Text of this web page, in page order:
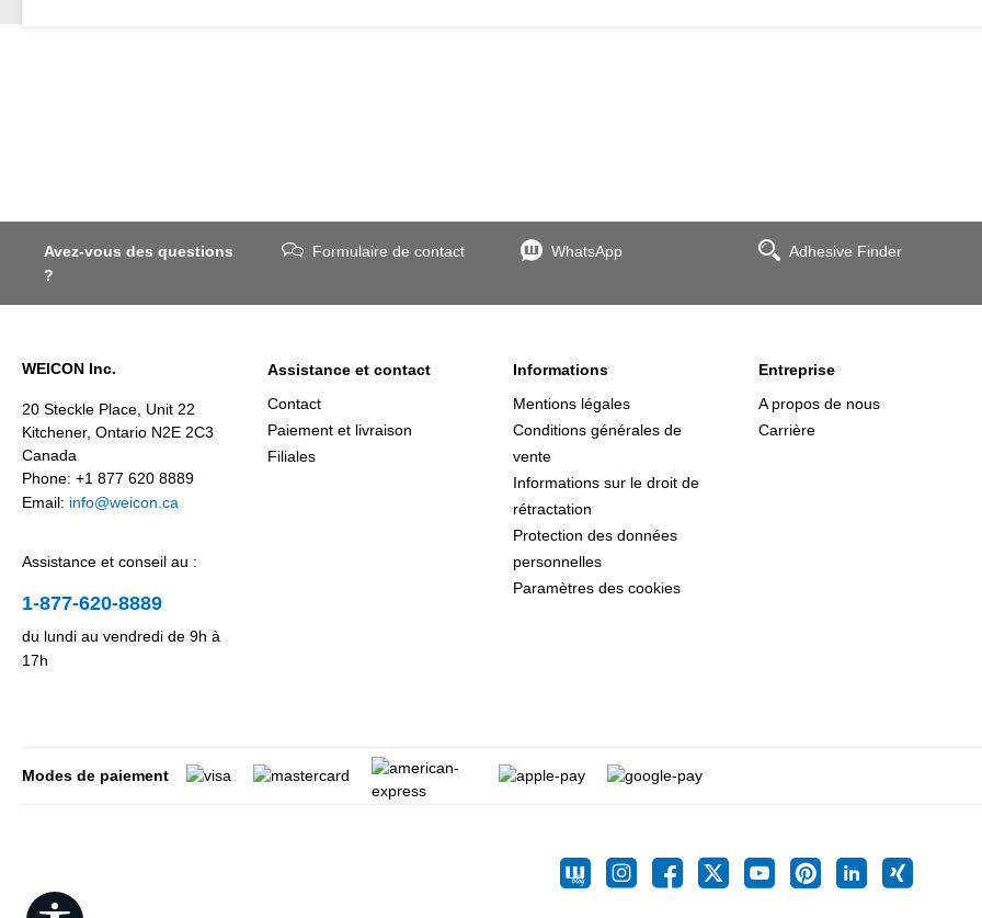
Avez-vous des questions
?
Formulaire de contact WhatsApp Adhesive Finder
WEICON Inc.
20 Steckle Place, Unit 22
Kitchener, Ontario N2E 2C3
Canada
Phone: +1 877 620 8889
Email: info@weicon.ca
Assistance et conseil au :
1-877-620-8889
du lundi au vendredi de 9h à
17h
Assistance et contact
Contact
Paiement et livraison
Filiales
Informations
Mentions légales
Conditions générales de
vente
Informations sur le droit de
rétractation
Protection des données
personnelles
Paramètres des cookies
Entreprise
A propos de nous
Carrière
Modes de paiement
Show toolbar